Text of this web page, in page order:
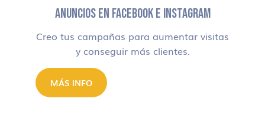
ANUNCIOS EN FACEBOOK E INSTAGRAM
Creo tus campañas para aumentar visitas
y conseguir más clientes.
MÁS INFO